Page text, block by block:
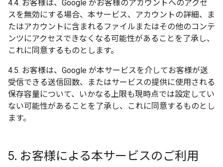
4.4. お客様は、Google がお客様のアカウントへのアクセ
スを無効にする場合、本サービス、アカウントの詳細、ま
たはアカウントに含まれるファイルまたはその他のコンテ
ンツにアクセスできなくなる可能性があることを了承し、
これに同意するものとします。
4.5. お客様は、Google が本サービスを介してお客様が送
受信できる送信回数、またはサービスの提供に使用される
保存容量について、いかなる上限も現時点では設定してい
ない可能性があることを了承し、これに同意するものとし
ます。
5. お客様による本サービスのご利用